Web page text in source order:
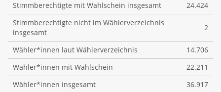
Stimmberechtigte mit Wahlschein insgesamt
24.424
Stimmberechtigte nicht im Wählerverzeichnis
insgesamt
2
Wähler*innen laut Wählerverzeichnis
14.706
Wähler*innen mit Wahlschein
22.211
Wähler*innen insgesamt
36.917